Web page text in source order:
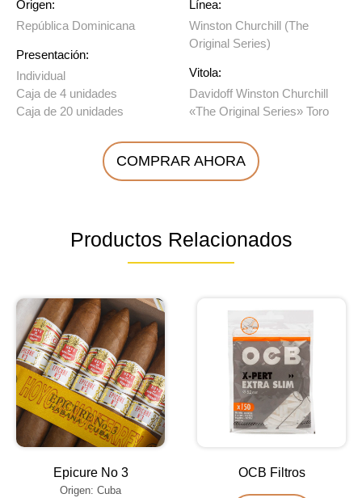
Origen:
República Dominicana
Presentación:
Individual
Caja de 4 unidades
Caja de 20 unidades
Línea:
Winston Churchill (The
Original Series)
Vitola:
Davidoff Winston Churchill
«The Original Series» Toro
COMPRAR AHORA
Productos Relacionados
Epicure No 3
Origen: Cuba
OCB Filtros